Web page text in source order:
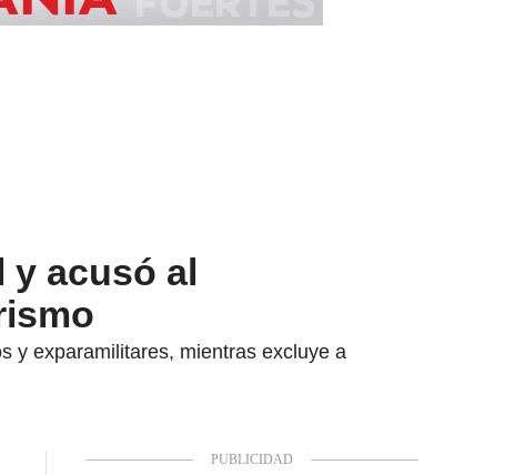
y acusó al
y exparamilitares, mientras excluye a